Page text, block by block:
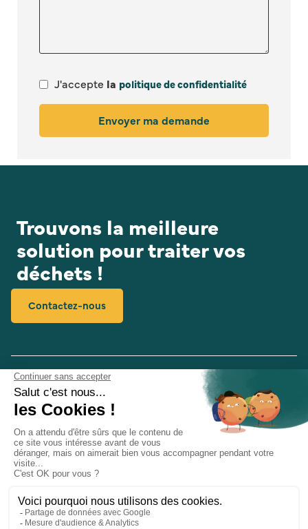
J'accepte la politique de confidentialité
Envoyer ma demande
Trouvons la meilleure
solution pour traiter vos
déchets !
Contactez-nous
03 20 77 62 49
Ouvert du Lundi au Vendredi de 8h30 à 12h30 et de
Qui-sommes-nous ? Nos produits